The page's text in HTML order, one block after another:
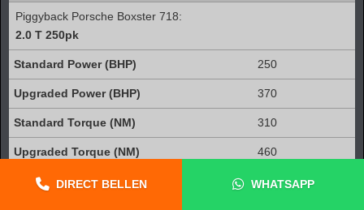
Piggyback Porsche Boxster 718:
2.0 T 250pk
250
370
310
460
Offerte
DIRECT BELLEN WHATSAPP